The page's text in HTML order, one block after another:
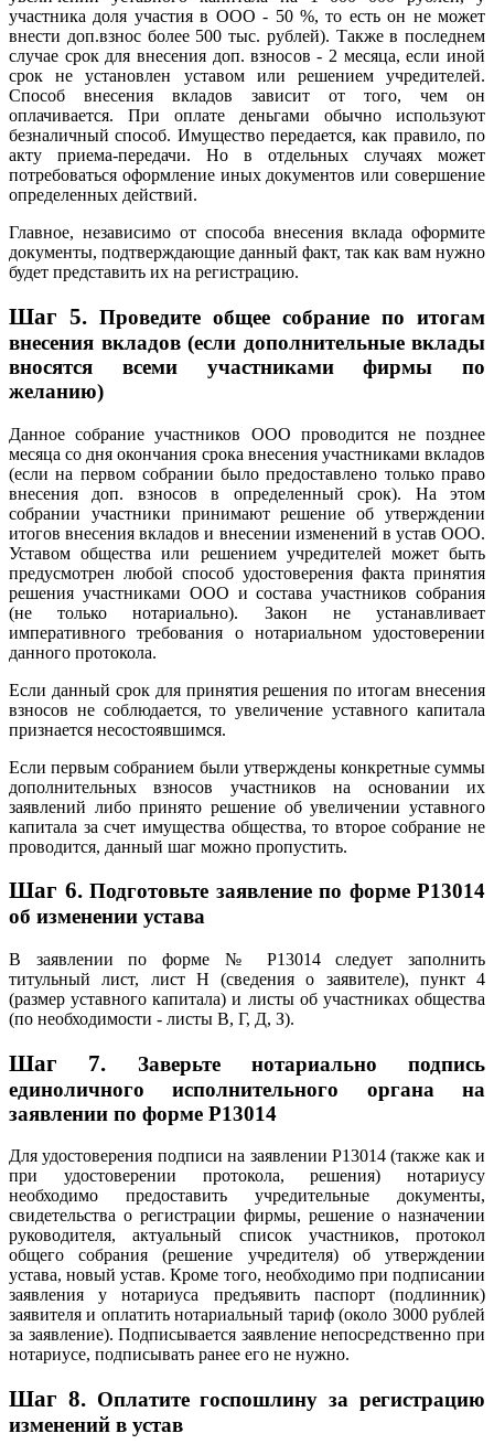
участника доля участия в ООО - 50 %, то есть он не может
внести доп.взнос более 500 тыс. рублей). Также в последнем
случае срок для внесения доп. взносов - 2 месяца, если иной
срок не установлен уставом или решением учредителей.
Способ внесения вкладов зависит от того, чем он
оплачивается. При оплате деньгами обычно используют
безналичный способ. Имущество передается, как правило, по
акту приема-передачи. Но в отдельных случаях может
потребоваться оформление иных документов или совершение
определенных действий.
Главное, независимо от способа внесения вклада оформите
документы, подтверждающие данный факт, так как вам нужно
будет представить их на регистрацию.
Шаг 5. Проведите общее собрание по итогам
внесения вкладов (если дополнительные вклады
вносятся всеми участниками фирмы по
желанию)
Данное собрание участников ООО проводится не позднее
месяца со дня окончания срока внесения участниками вкладов
(если на первом собрании было предоставлено только право
внесения доп. взносов в определенный срок). На этом
собрании участники принимают решение об утверждении
итогов внесения вкладов и внесении изменений в устав ООО.
Уставом общества или решением учредителей может быть
предусмотрен любой способ удостоверения факта принятия
решения участниками ООО и состава участников собрания
(не только нотариально). Закон не устанавливает
императивного требования о нотариальном удостоверении
данного протокола.
Если данный срок для принятия решения по итогам внесения
взносов не соблюдается, то увеличение уставного капитала
признается несостоявшимся.
Если первым собранием были утверждены конкретные суммы
дополнительных взносов участников на основании их
заявлений либо принято решение об увеличении уставного
капитала за счет имущества общества, то второе собрание не
проводится, данный шаг можно пропустить.
Шаг 6. Подготовьте заявление по форме Р13014
об изменении устава
В заявлении по форме № Р13014 следует заполнить
титульный лист, лист Н (сведения о заявителе), пункт 4
(размер уставного капитала) и листы об участниках общества
(по необходимости - листы В, Г, Д, З).
Шаг 7.
Заверьте нотариально подпись
единоличного исполнительного органа на
заявлении по форме Р13014
Для удостоверения подписи на заявлении Р13014 (также как и
при удостоверении протокола, решения) нотариусу
необходимо предоставить учредительные документы,
свидетельства о регистрации фирмы, решение о назначении
руководителя, актуальный список участников, протокол
общего собрания (решение учредителя) об утверждении
устава, новый устав. Кроме того, необходимо при подписании
заявления у нотариуса предъявить паспорт (подлинник)
заявителя и оплатить нотариальный тариф (около 3000 рублей
за заявление). Подписывается заявление непосредственно при
нотариусе, подписывать ранее его не нужно.
Шаг 8. Оплатите госпошлину за регистрацию
изменений в устав